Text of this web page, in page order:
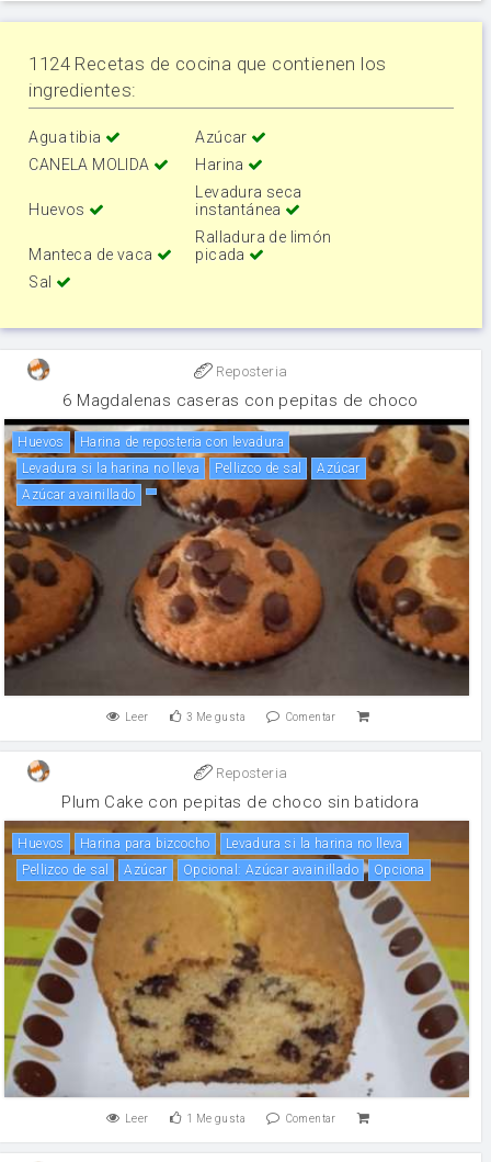
1124 Recetas de cocina que contienen los
ingredientes:
Agua tibia
Azúcar
CANELA MOLIDA
Harina
Huevos
Levadura seca
instantánea
Manteca de vaca
Ralladura de limón
picada
Sal
Reposteria
6 Magdalenas caseras con pepitas de choco
huevos
Harina de reposteria con levadura
Levadura si la harina no lleva
Pellizco de sal
Azúcar
Azúcar avainillado
Leer 3 Me gusta Comentar
Reposteria
Plum Cake con pepitas de choco sin batidora
huevos Harina para bizcocho
Levadura si la harina no lleva
Pellizco de sal
Azúcar Opcional: Azúcar avainillado Opciona
Leer 1 Me gusta Comentar